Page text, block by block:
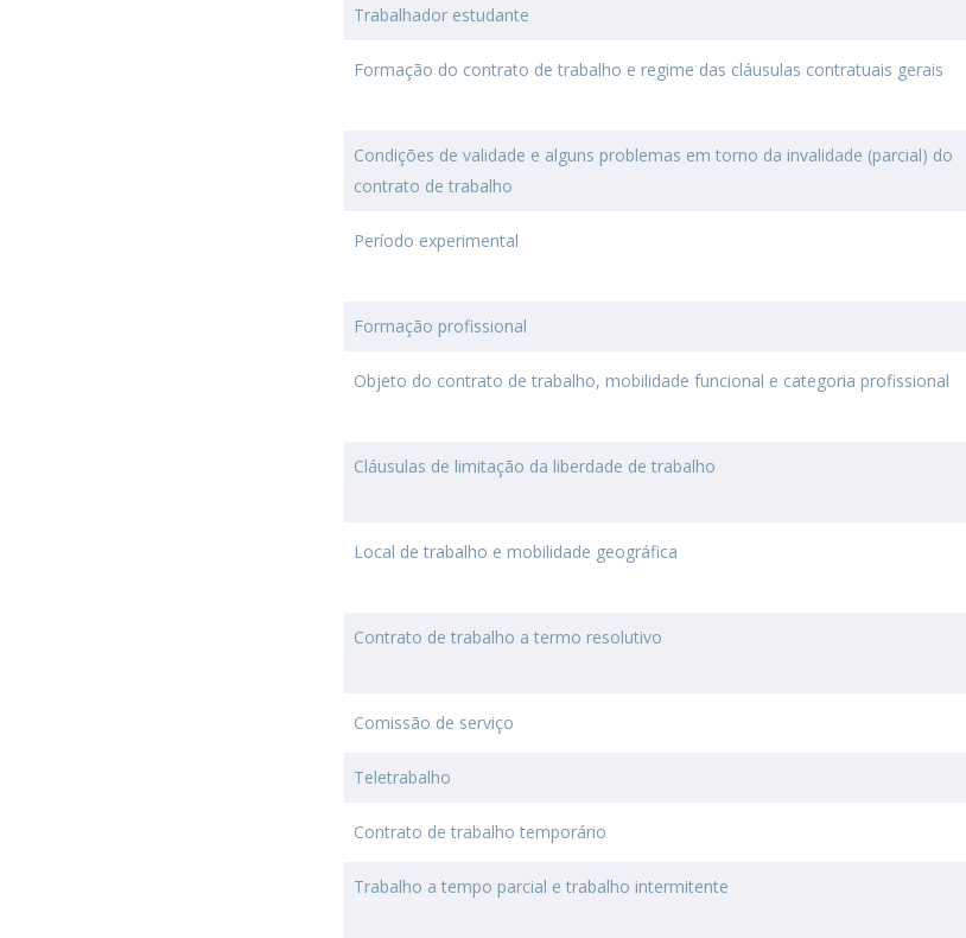
Trabalhador estudante
Formação do contrato de trabalho e regime das cláusulas contratuais gerais
Condições de validade e alguns problemas em torno da invalidade (parcial) do
contrato de trabalho
Período experimental
Formação profissional
Objeto do contrato de trabalho, mobilidade funcional e categoria profissional
Cláusulas de limitação da liberdade de trabalho
Local de trabalho e mobilidade geográfica
Contrato de trabalho a termo resolutivo
Comissão de serviço
Teletrabalho
Contrato de trabalho temporário
Trabalho a tempo parcial e trabalho intermitente